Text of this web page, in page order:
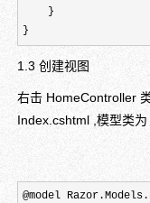
    }
}
1.3 创建视图
右击 HomeController
Index.cshtml ,模型类
@model